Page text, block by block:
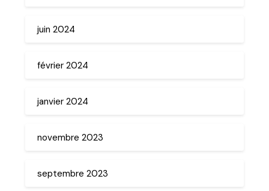
juin 2024
février 2024
janvier 2024
novembre 2023
septembre 2023